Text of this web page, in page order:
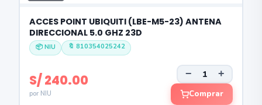
ACCES POINT UBIQUITI (LBE-M5-23) ANTENA
DIRECCIONAL 5.0 GHZ 23D
📦 NIU 🔖 810354025242
S/ 240.00
por NIU
− +
Comprar